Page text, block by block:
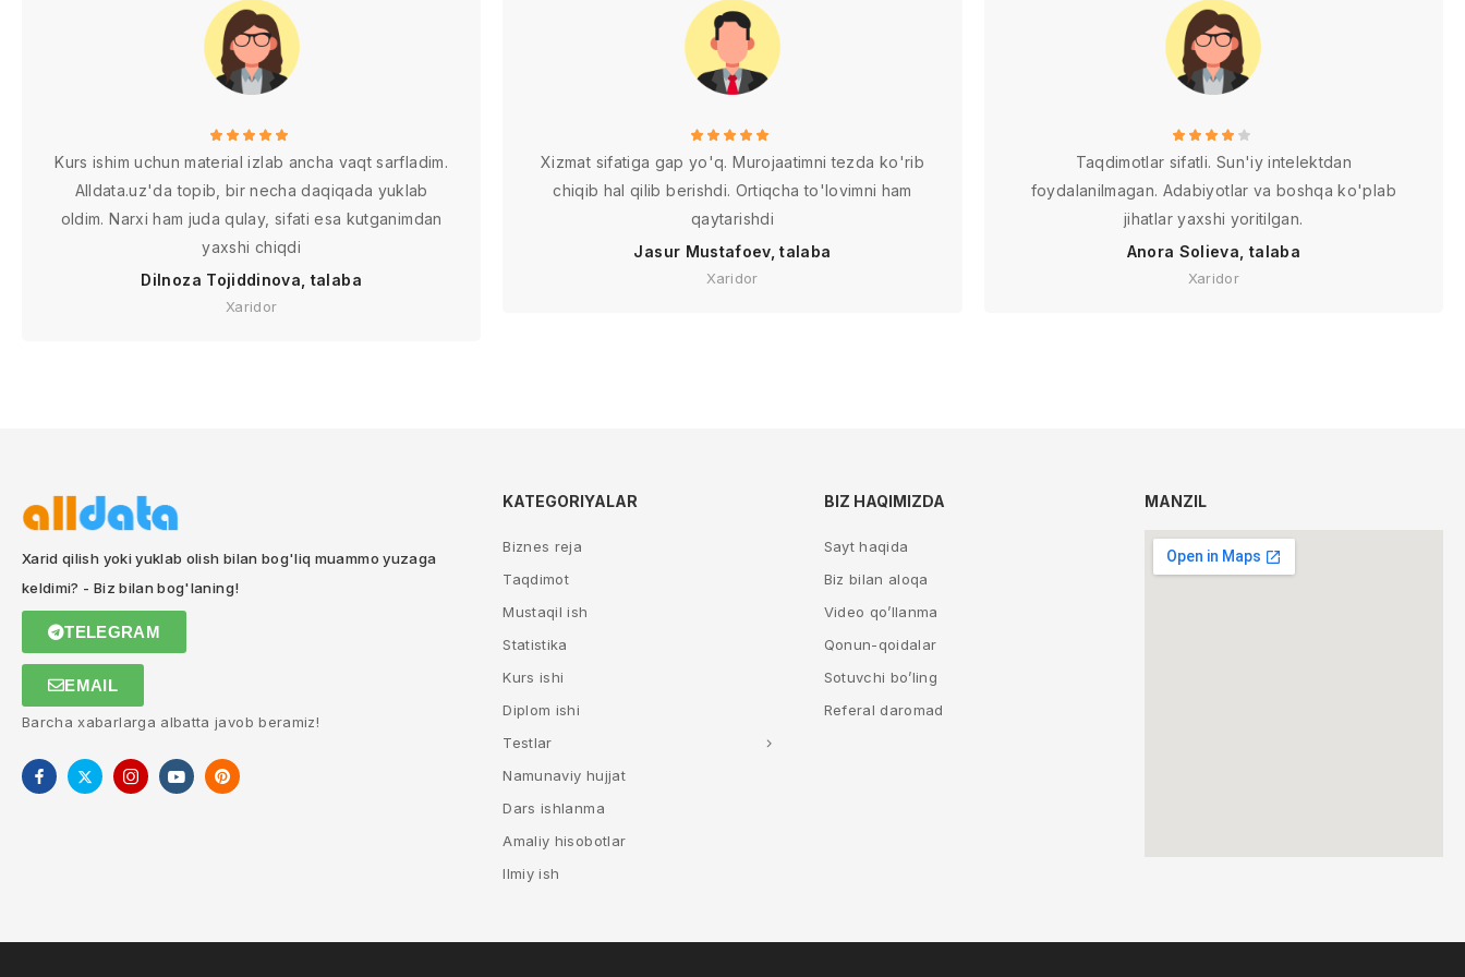
Kurs ishim uchun material izlab ancha vaqt sarfladim.
Alldata.uz'da topib, bir necha daqiqada yuklab
oldim. Narxi ham juda qulay, sifati esa kutganimdan
yaxshi chiqdi
Dilnoza Tojiddinova, talaba
Xaridor
Xizmat sifatiga gap yo'q. Murojaatimni tezda ko'rib
chiqib hal qilib berishdi. Ortiqcha to'lovimni ham
qaytarishdi
Jasur Mustafoev, talaba
Xaridor
Taqdimotlar sifatli. Sun'iy intelektdan
foydalanilmagan. Adabiyotlar va boshqa ko'plab
jihatlar yaxshi yoritilgan.
Anora Solieva, talaba
Xaridor
Xarid qilish yoki yuklab olish bilan bog'liq muammo yuzaga
keldimi? - Biz bilan bog'laning!
TELEGRAM
EMAIL
Barcha xabarlarga albatta javob beramiz!
KATEGORIYALAR
Biznes reja
Taqdimot
Mustaqil ish
Statistika
Kurs ishi
Diplom ishi
Testlar
Namunaviy hujjat
Dars ishlanma
Amaliy hisobotlar
Ilmiy ish
BIZ HAQIMIZDA
Sayt haqida
Biz bilan aloqa
Video qo’llanma
Qonun-qoidalar
Sotuvchi bo’ling
Referal daromad
MANZIL